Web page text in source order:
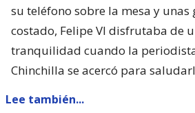
su teléfono sobre la mesa y unas
costado, Felipe VI disfrutaba de
tranquilidad cuando la
Chinchilla se acercó para
Lee también...